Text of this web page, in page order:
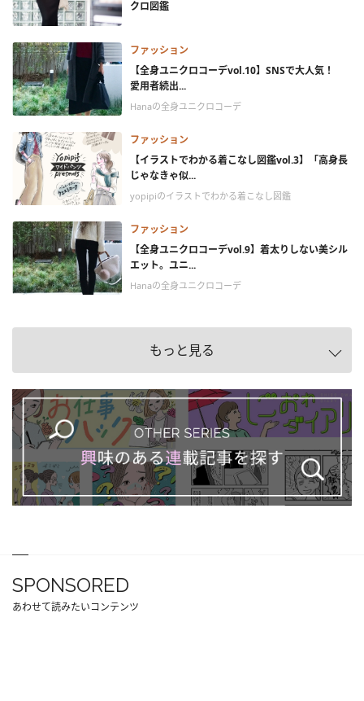
クロ図鑑
ファッション
【全身ユニクロコーデvol.10】SNSで大人気！
愛用者続出...
Hanaの全身ユニクロコーデ
ファッション
【イラストでわかる着こなし図鑑vol.3】「高身長
じゃなきゃ似...
yopipiのイラストでわかる着こなし図鑑
ファッション
【全身ユニクロコーデvol.9】着太りしない美シル
エット。ユニ...
Hanaの全身ユニクロコーデ
もっと見る
SPONSORED
あわせて読みたいコンテンツ